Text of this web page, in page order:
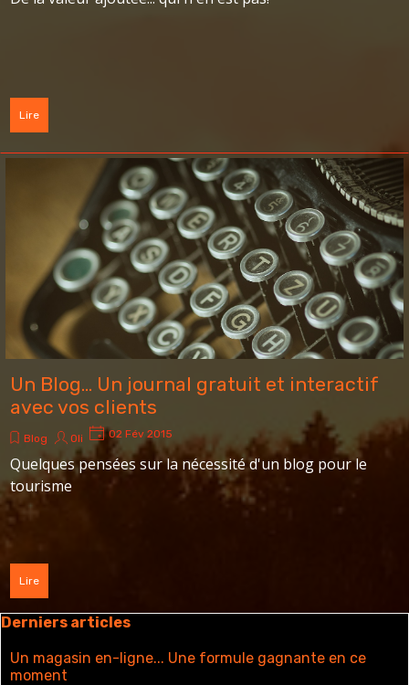
Lire
Un Blog... Un journal gratuit et interactif
avec vos clients
Blog Oli 02 Fév 2015
Quelques pensées sur la nécessité d'un blog pour le
tourisme
Lire
Sauter le bloc Derniers articles
Derniers articles
Un magasin en-ligne... Une formule gagnante en ce
moment